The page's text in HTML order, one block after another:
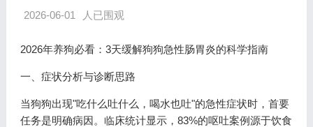
2026-06-01 人已围观
2026年养狗必看：3天缓解狗狗急性肠胃炎的科学指南
一、症状分析与诊断思路
当狗狗出现"吃什么吐什么，喝水也吐"的急性症状时，首要
任务是明确病因。临床统计显示，83%的呕吐案例源于饮食